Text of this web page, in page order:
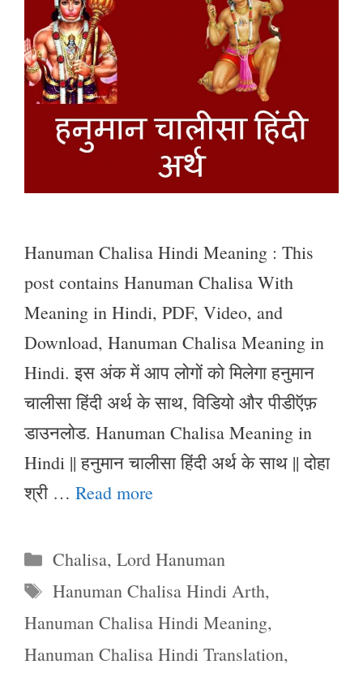
Hanuman Chalisa Hindi Meaning : This
post contains Hanuman Chalisa With
Meaning in Hindi, PDF, Video, and
Download, Hanuman Chalisa Meaning in
Hindi. इस अंक में आप लोगों को मिलेगा हनुमान
चालीसा हिंदी अर्थ के साथ, विडियो और पीडीऍफ़
डाउनलोड. Hanuman Chalisa Meaning in
Hindi || हनुमान चालीसा हिंदी अर्थ के साथ || दोहा
श्री … Read more
Categories
Chalisa,Lord Hanuman
Tags
Hanuman Chalisa Hindi Arth,
Hanuman Chalisa Hindi Meaning,
Hanuman Chalisa Hindi Translation,